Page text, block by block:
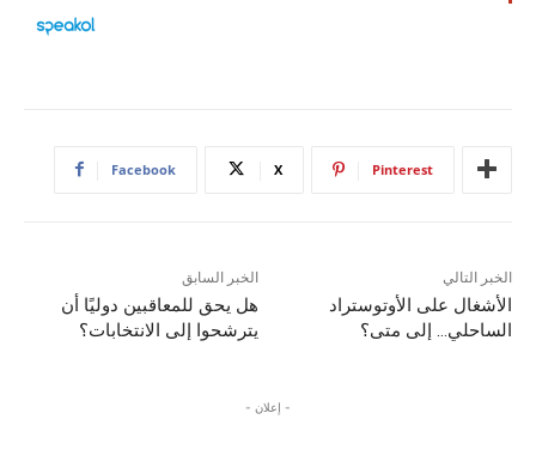
Facebook X Pinterest
الخبر السابق
هل يحق للمعاقبين دوليًا أن
يترشحوا إلى الانتخابات؟
الخبر التالي
الأشغال على الأوتوستراد
الساحلي… إلى متى؟
- إعلان -